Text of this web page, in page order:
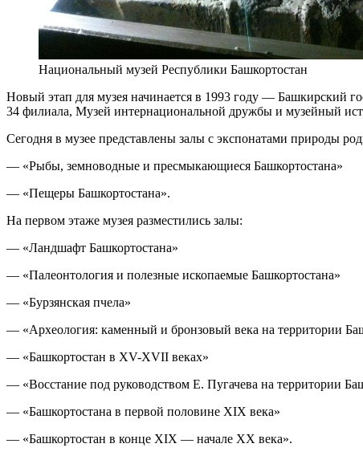
Национальный музей Республики Башкортостан
Новый этап для музея начинается в 1993 году — Башкирский
34 филиала, Музей интернациональной дружбы и музейный
Сегодня в музее представлены залы с экспонатами природы
— «Рыбы, земноводные и пресмыкающиеся Башкортостана»
— «Пещеры Башкортостана».
На первом этаже музея разместились залы:
— «Ландшафт Башкортостана»
— «Палеонтология и полезные ископаемые Башкортостана»
— «Бурзянская пчела»
— «Археология: каменный и бронзовый века на территории
— «Башкортостан в ХV-ХVII веках»
— «Восстание под руководством Е. Пугачева на территории
— «Башкортостана в первой половине ХIХ века»
— «Башкортостан в конце ХIХ — начале ХХ века».